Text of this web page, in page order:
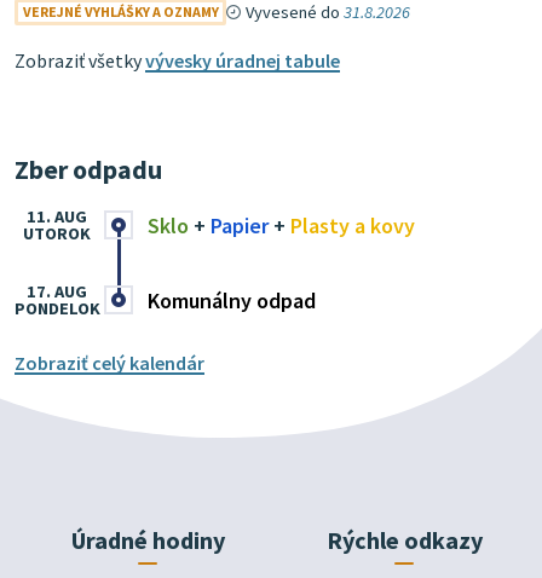
VEREJNÉ VYHLÁŠKY A OZNAMY Vyvesené do31.8.2026
Zobraziť všetkyvývesky úradnej tabule
Zber odpadu
Sklo + Papier+ Plasty a kovy
11. AUG
UTOROK
Komunálny odpad
17. AUG
PONDELOK
Zobraziť celý kalendár
Úradné hodiny Rýchle odkazy